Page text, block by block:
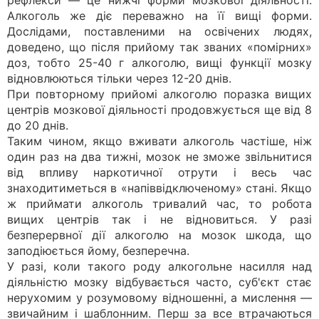
Алкоголь же діє переважно на її вищі форми.
Дослідами, поставленими на освічених людях,
доведено, що після прийому так званих «помірних»
доз, тобто 25-40 г алкоголю, вищі функції мозку
відновлюються тільки через 12-20 днів.
При повторному прийомі алкоголю поразка вищих
центрів мозкової діяльності продовжується ще від 8
до 20 днів.
Таким чином, якщо вживати алкоголь частіше, ніж
один раз на два тижні, мозок не зможе звільнитися
від впливу наркотичної отрути і весь час
знаходитиметься в «напіввідключеному» стані. Якщо
ж приймати алкоголь тривалий час, то робота
вищих центрів так і не відновиться. У разі
безперервної дії алкоголю на мозок шкода, що
заподіюється йому, безперечна.
У разі, коли такого роду алкогольне насилля над
діяльністю мозку відбувається часто, суб'єкт стає
нерухомим у розумовому відношенні, а мислення —
звичайним і шаблонним. Перш за все втрачаються